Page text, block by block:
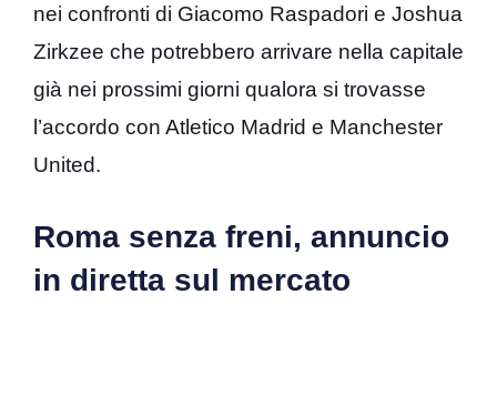
nei confronti di Giacomo Raspadori e Joshua
Zirkzee che potrebbero arrivare nella capitale
già nei prossimi giorni qualora si trovasse
l’accordo con Atletico Madrid e Manchester
United.
Roma senza freni, annuncio
in diretta sul mercato